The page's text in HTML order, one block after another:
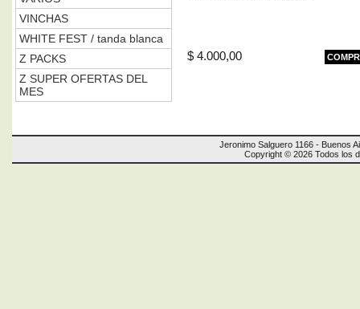
VINCHAS
WHITE FEST / tanda blanca
Z PACKS
Z SUPER OFERTAS DEL
MES
$ 4.000,00
Jeronimo Salguero 1166 - Buenos
Copyright © 2026 Todos los